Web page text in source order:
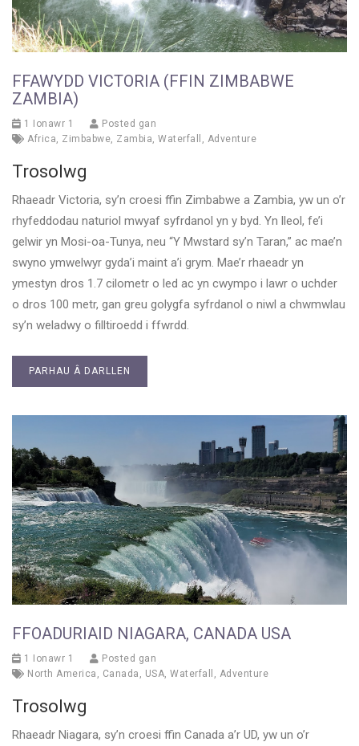
FFAWYDD VICTORIA (FFIN ZIMBABWE
ZAMBIA)
1 Ionawr 1
Posted gan
Africa, Zimbabwe, Zambia, Waterfall , Adventure
Trosolwg
Rhaeadr Victoria, sy’n croesi ffin Zimbabwe a Zambia, yw un o’r
rhyfeddodau naturiol mwyaf syfrdanol yn y byd. Yn lleol, fe’i
gelwir yn Mosi-oa-Tunya, neu “Y Mwstard sy’n Taran,” ac mae’n
swyno ymwelwyr gyda’i maint a’i grym. Mae’r rhaeadr yn
ymestyn dros 1.7 cilometr o led ac yn cwympo i lawr o uchder
o dros 100 metr, gan greu golygfa syfrdanol o niwl a chwmwlau
sy’n weladwy o filltiroedd i ffwrdd.
PARHAU Â DARLLEN
FFOADURIAID NIAGARA, CANADA USA
1 Ionawr 1
Posted gan
North America
Canada USA Waterfall Adventure
Trosolwg
Rhaeadr Niagara, sy’n croesi ffin Canada a’r UD, yw un o’r